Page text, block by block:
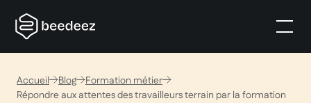
Accueil Blog
Formation métier
Répondre aux attentes des travailleurs terrain par la formation